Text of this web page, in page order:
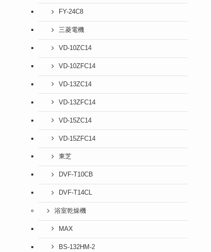
FY-24C8
三菱電機
VD-10ZC14
VD-10ZFC14
VD-13ZC14
VD-13ZFC14
VD-15ZC14
VD-15ZFC14
東芝
DVF-T10CB
DVF-T14CL
浴室乾燥機
MAX
BS-132HM-2